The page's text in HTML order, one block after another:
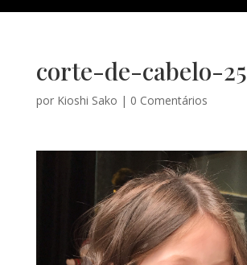
corte-de-cabelo-25
por Kioshi Sako | 0 Comentários